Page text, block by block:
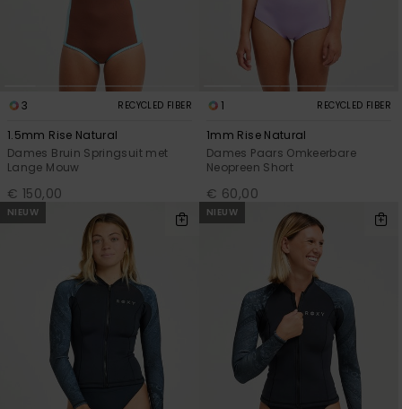
Riemen &
& sjaals
Hoeden &
Zonnebrillen
Wetsuits
neopreen
accessoires
Rokken
Technische
Snow
Accessoires
Snowboard
Surf
ROXY APP
VERLANGLIJST
3 RECYCLED FIBER
1.5mm Rise Natural
Dames Bruin Springsuit met
Lange Mouw
€ 150,00
1 RECYCLED FIBER
1mm Rise Natural
Dames Paars Omkeerbare
Neopreen Short
€ 60,00
NIEUW NIEUW